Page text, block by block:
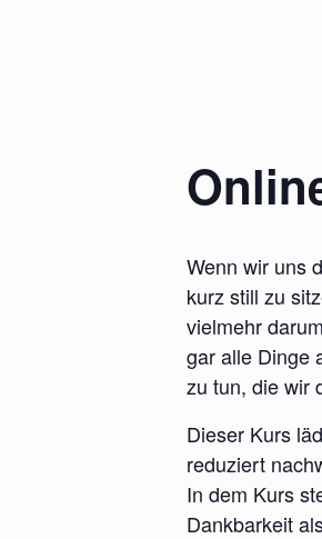
Wenn wir uns
kurz still zu
vielmehr
gar alle Dinge
zu tun, die wir
Dieser Kurs
reduziert
In dem Kurs
Dankbarkeit